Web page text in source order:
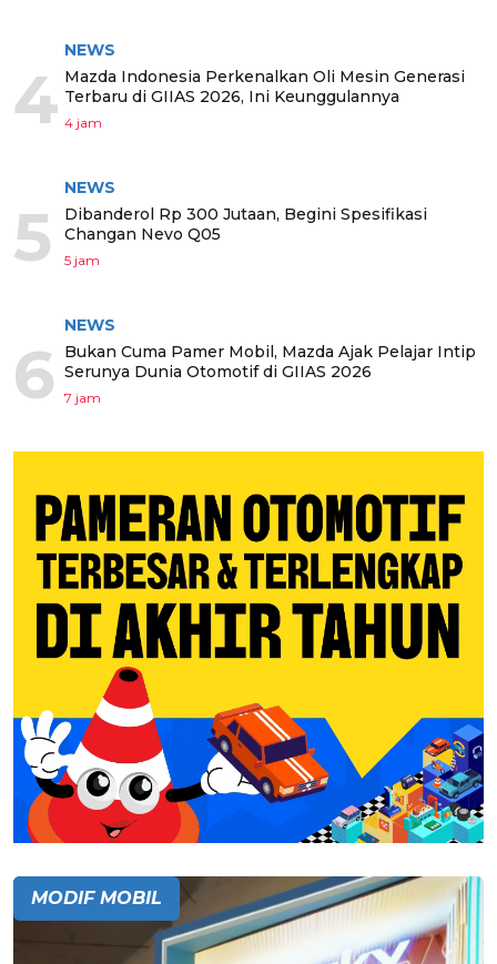
4
NEWS
Mazda Indonesia Perkenalkan Oli Mesin Generasi
Terbaru di GIIAS 2026, Ini Keunggulannya
4 jam
5
NEWS
Dibanderol Rp 300 Jutaan, Begini Spesifikasi
Changan Nevo Q05
5 jam
6
NEWS
Bukan Cuma Pamer Mobil, Mazda Ajak Pelajar Intip
Serunya Dunia Otomotif di GIIAS 2026
7 jam
MODIF MOBIL